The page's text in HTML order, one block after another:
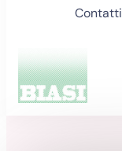
Contatti